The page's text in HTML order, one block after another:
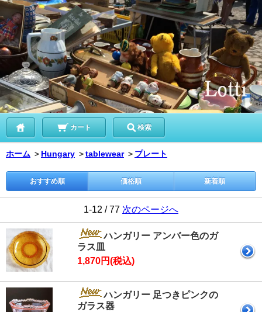
カート 検索
ホーム ＞ Hungary ＞tablewear ＞ プレート
おすすめ順 価格順 新着順
1-12 / 77 次のページへ
ハンガリー アンバー色のガ
ラス皿
1,870円(税込)
ハンガリー 足つきピンクの
ガラス器